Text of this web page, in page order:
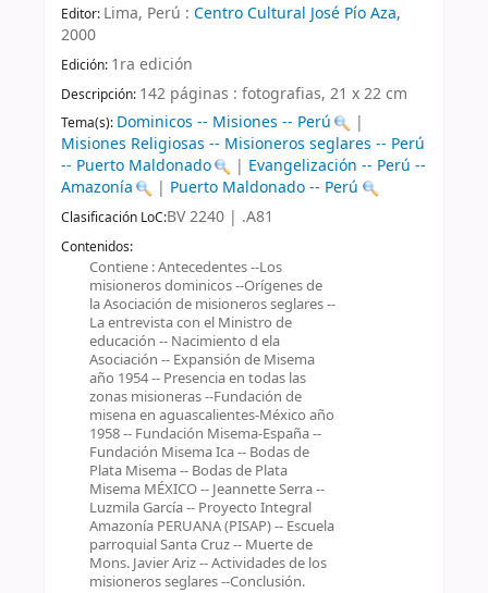
Editor: Lima, Perú : Centro Cultural José Pío Aza,
2000
Edición: 1ra edición
Descripción: 142 páginas : fotografias, 21 x 22 cm
Tema(s): Dominicos -- Misiones -- Perú
|
Misiones Religiosas -- Misioneros seglares -- Perú
-- Puerto Maldonado
| Evangelización -- Perú --
Amazonía
| Puerto Maldonado -- Perú
Clasificación LoC:BV 2240 | .A81
Contenidos:
Contiene : Antecedentes --Los
misioneros dominicos --Orígenes de
la Asociación de misioneros seglares --
La entrevista con el Ministro de
educación -- Nacimiento d ela
Asociación -- Expansión de Misema
año 1954 -- Presencia en todas las
zonas misioneras --Fundación de
misena en aguascalientes-México año
1958 -- Fundación Misema-España --
Fundación Misema Ica -- Bodas de
Plata Misema -- Bodas de Plata
Misema MÉXICO -- Jeannette Serra --
Luzmila García -- Proyecto Integral
Amazonía PERUANA (PISAP) -- Escuela
parroquial Santa Cruz -- Muerte de
Mons. Javier Ariz -- Actividades de los
misioneros seglares --Conclusión.